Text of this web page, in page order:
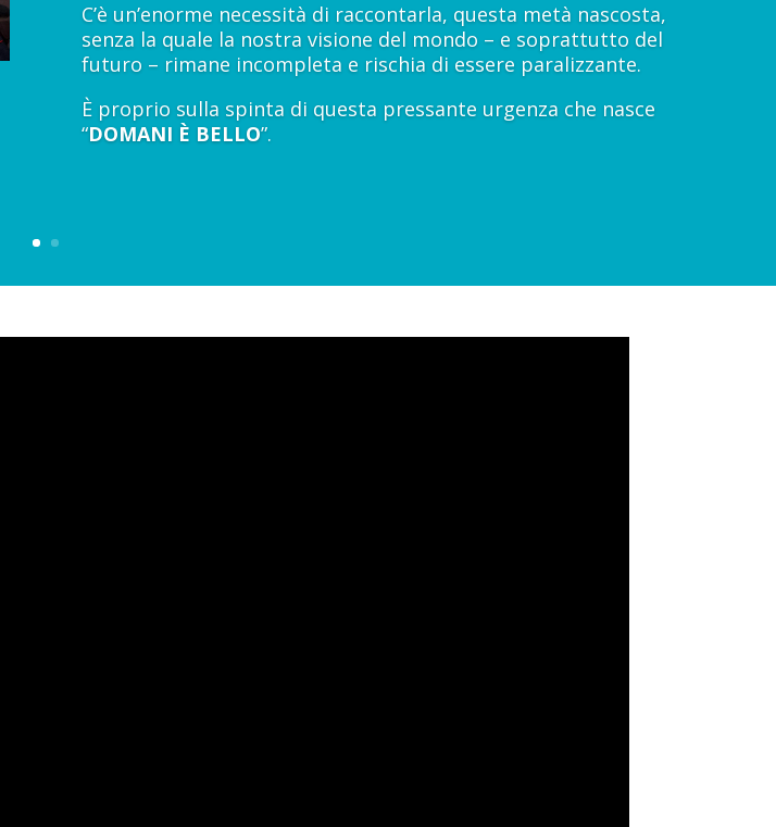
C’è un’enorme necessità di raccontarla, questa metà nascosta,
senza la quale la nostra visione del mondo – e soprattutto del
futuro – rimane incompleta e rischia di essere paralizzante.
È proprio sulla spinta di questa pressante urgenza che nasce
“DOMANI È BELLO”.